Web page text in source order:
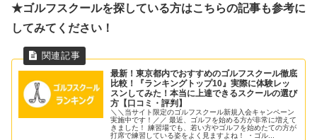
★ゴルフスクールを探している方はこちらの記事も参考に
してみてください！
最新！東京都内でおすすめのゴルフスクール徹底
比較！『ランキングトップ10』実際に体験レッ
スンしてみた！本当に上達できるスクールの選び
方【口コミ・評判】
＼＼当サイト限定のゴルフスクール新規入会キャンペーン
実施中です！／／ 最近、ゴルフを始める方が非常に増えて
きました！ 練習場でも、若い方やゴルフを始めたての方が
打席で練習している姿をよく見ますよね！ ・ゴル...